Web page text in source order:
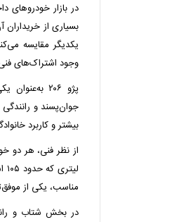
بسیاری از
وجود اشتراک‌های
پژو ۲۰۶
جوان‌پسند و
بیشتر و کاربرد
مناسب، یکی از